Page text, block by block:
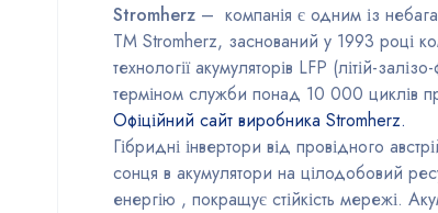
Stromherz – компанія є одним із
TM Stromherz, заснований у 1993 році
технології акумуляторів LFP (літій-
терміном служби понад 10 000 циклів
Офіційний сайт виробника Stromherz.
Гібридні інвертори від провідного
сонця в акумулятори на цілодобовий
енергію , покращує стійкість мережі.